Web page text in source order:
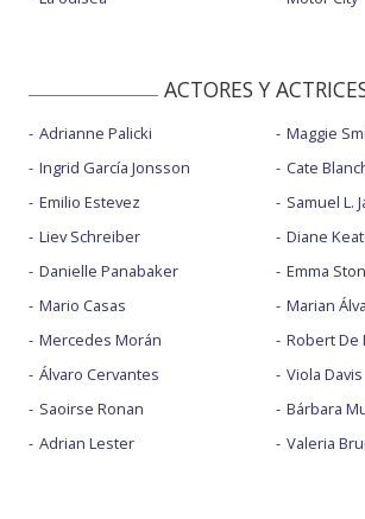
ACTORES Y
Adrianne Palicki
Ingrid García Jonsson
Emilio Estevez
Liev Schreiber
Danielle Panabaker
Mario Casas
Mercedes Morán
Álvaro Cervantes
Saoirse Ronan
Adrian Lester
Maggie
Cate
Samuel L.
Diane
Emma
Marian
Robert De
Viola Davis
Bárbara
Valeria